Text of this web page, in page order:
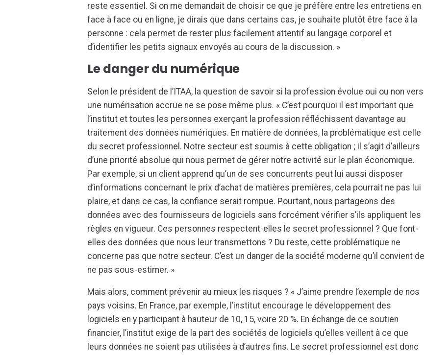
reste essentiel. Si on me demandait de choisir ce que je préfère entre les entretiens en
face à face ou en ligne, je dirais que dans certains cas, je souhaite plutôt être face à la
personne : cela permet de rester plus facilement attentif au langage corporel et
d’identifier les petits signaux envoyés au cours de la discussion. »
Le danger du numérique
Selon le président de l’ITAA, la question de savoir si la profession évolue oui ou non vers
une numérisation accrue ne se pose même plus. « C’est pourquoi il est important que
l’institut et toutes les personnes exerçant la profession réfléchissent davantage au
traitement des données numériques. En matière de données, la problématique est celle
du secret professionnel. Notre secteur est soumis à cette obligation ; il s’agit d’ailleurs
d’une priorité absolue qui nous permet de gérer notre activité sur le plan économique.
Par exemple, si un client apprend qu’un de ses concurrents peut lui aussi disposer
d’informations concernant le prix d’achat de matières premières, cela pourrait ne pas lui
plaire, et dans ce cas, la confiance serait rompue. Pourtant, nous partageons des
données avec des fournisseurs de logiciels sans forcément vérifier s’ils appliquent les
règles en vigueur. Ces personnes respectent-elles le secret professionnel ? Que font-
elles des données que nous leur transmettons ? Du reste, cette problématique ne
concerne pas que notre secteur. C’est un danger de la société moderne qu’il convient de
ne pas sous-estimer. »
Mais alors, comment prévenir au mieux les risques ? « J’aime prendre l’exemple de nos
pays voisins. En France, par exemple, l’institut encourage le développement des
logiciels en y participant à hauteur de 10, 15, voire 20 %. En échange de ce soutien
financier, l’institut exige de la part des sociétés de logiciels qu’elles veillent à ce que
leurs données ne soient pas utilisées à d’autres fins. Le secret professionnel est donc